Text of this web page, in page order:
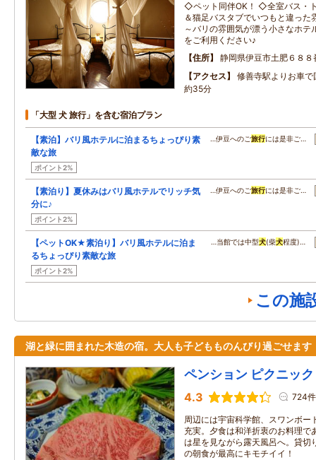
◇ペット同伴OK！ ◇全室バス・
＆猫足バスタブでいつもと違った
～バリの雰囲気が漂う小さなホテ
をご利用ください♪
住所
静岡県伊豆市土肥６８８
アクセス
修善寺駅よりお車
約35分
「大型 犬 旅行」を含む宿泊プラン
【素泊】バリ風ホテルに泊まるちょっぴり素
敵な旅
ポイント2%
…伊豆へのご旅行には是非ご…
【素泊り】夏休みはバリ風ホテルでリッチ気
分に♪
ポイント2%
…伊豆へのご旅行には是非ご…
【ペットOK★素泊り】バリ風ホテルに泊ま
るちょっぴり素敵な旅
ポイント2%
…当館では中型犬(柴犬程度)…
この施
湖と緑に囲まれた木造の宿。大人も子どもものんびり過ごせます
ペンション ピクニック
4.3 724件
周辺には宇宙科学館、スワンボー
充実。夕食は和洋折衷のお料理で
は星を見ながら露天風呂へ。貸切
の朝食が最高にキモチイイ！